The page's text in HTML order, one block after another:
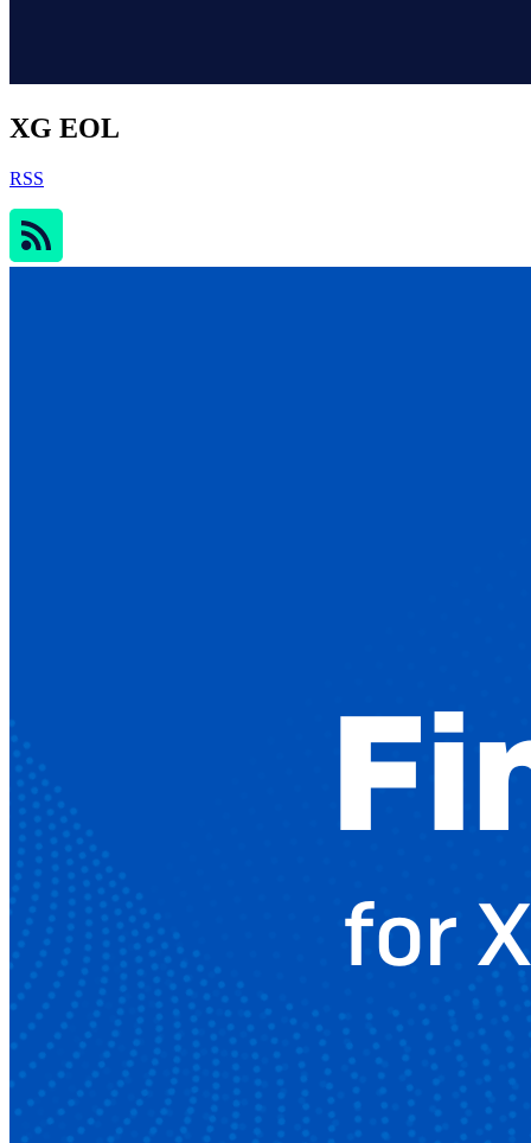
XG EOL
RSS